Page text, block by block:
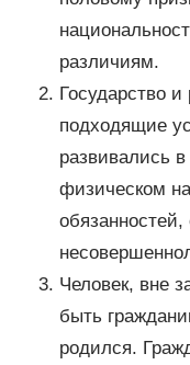
различиям.
Государство
подходящие
развивались
физическом
Человек, вне
быть
родился.